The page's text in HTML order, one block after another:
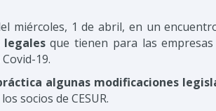
miércoles, 1 de abril, en un
legalesque tienen para las
19.
algunas modificaciones
socios de CESUR.